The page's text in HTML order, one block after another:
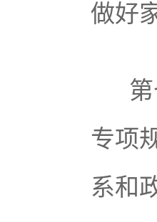
做好
专项
系和